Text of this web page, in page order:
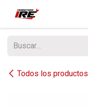
Todos los productos